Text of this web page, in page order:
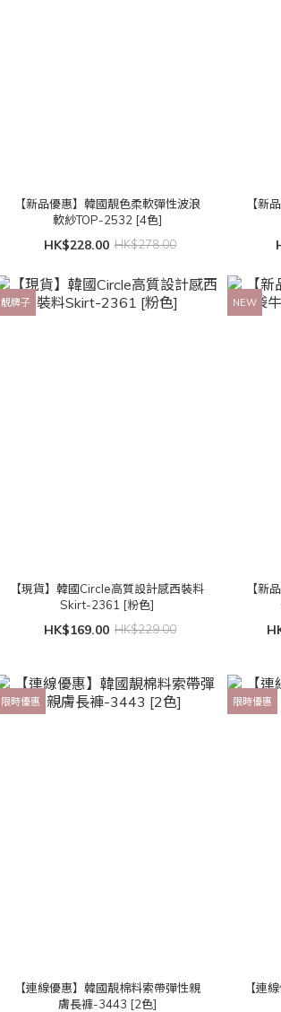
【新品優惠】韓國靚色柔軟彈性波浪
軟紗TOP-2532 [4色]
HK$228.00 HK$278.00
【新
靚牌子
【現貨】韓國Circle高質設計感西裝料
Skirt-2361 [粉色]
HK$169.00 HK$229.00
NEW
【新
限時優惠
【連線優惠】韓國靚棉料索帶彈性親
膚長褲-3443 [2色]
限時優惠
【連